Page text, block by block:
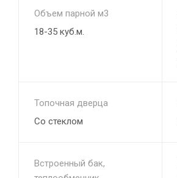
Объем парной м3
18-35 куб.м.
Топочная дверца
Со стеклом
Встроенный бак,